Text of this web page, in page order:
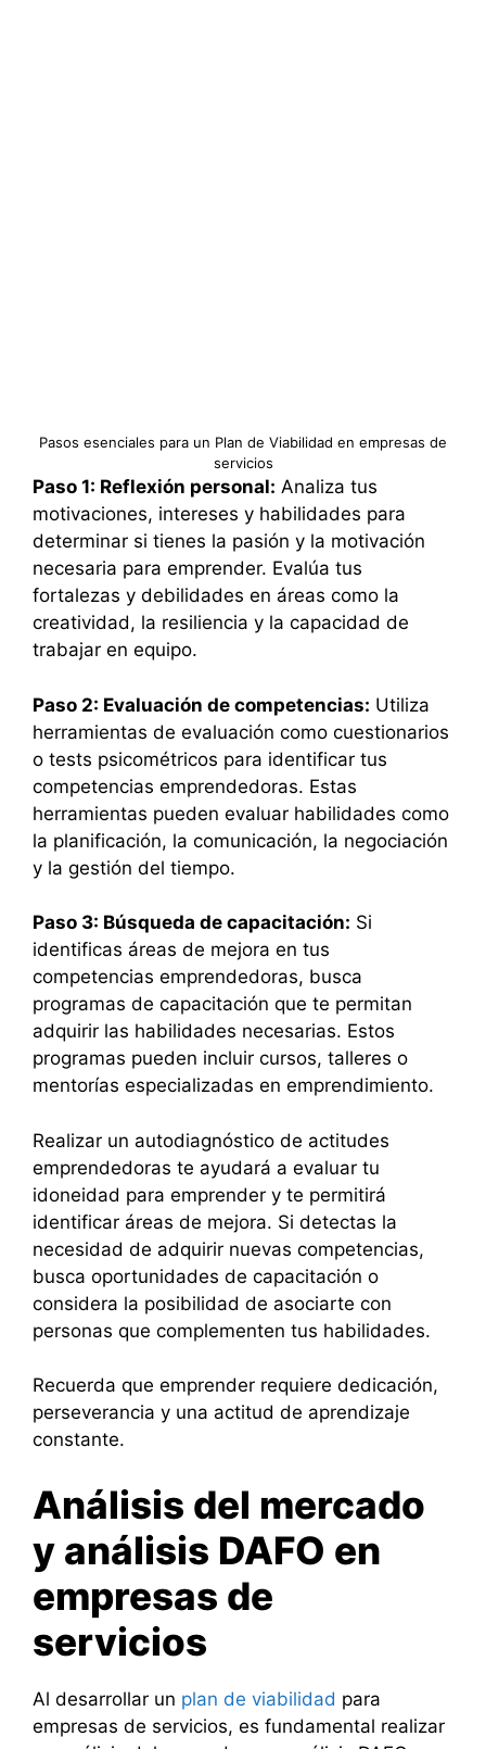
Pasos esenciales para un Plan de Viabilidad en empresas de
servicios
Paso 1: Reflexión personal: Analiza tus
motivaciones, intereses y habilidades para
determinar si tienes la pasión y la motivación
necesaria para emprender. Evalúa tus
fortalezas y debilidades en áreas como la
creatividad, la resiliencia y la capacidad de
trabajar en equipo.
Paso 2: Evaluación de competencias: Utiliza
herramientas de evaluación como cuestionarios
o tests psicométricos para identificar tus
competencias emprendedoras. Estas
herramientas pueden evaluar habilidades como
la planificación, la comunicación, la negociación
y la gestión del tiempo.
Paso 3: Búsqueda de capacitación: Si
identificas áreas de mejora en tus
competencias emprendedoras, busca
programas de capacitación que te permitan
adquirir las habilidades necesarias. Estos
programas pueden incluir cursos, talleres o
mentorías especializadas en emprendimiento.
Realizar un autodiagnóstico de actitudes
emprendedoras te ayudará a evaluar tu
idoneidad para emprender y te permitirá
identificar áreas de mejora. Si detectas la
necesidad de adquirir nuevas competencias,
busca oportunidades de capacitación o
considera la posibilidad de asociarte con
personas que complementen tus habilidades.
Recuerda que emprender requiere dedicación,
perseverancia y una actitud de aprendizaje
constante.
Análisis del mercado
y análisis DAFO en
empresas de
servicios
Al desarrollar un plan de viabilidad para
empresas de servicios, es fundamental realizar